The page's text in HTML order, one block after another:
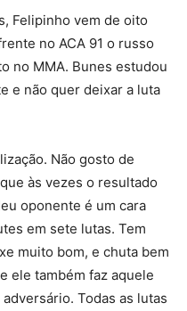
Felipinho vem de oito
no ACA 91 o russo
no MMA. Bunes estudou
e não quer deixar a luta
Não gosto de
às vezes o resultado
oponente é um cara
em sete lutas. Tem
muito bom, e chuta bem
ele também faz aquele
Todas as lutas